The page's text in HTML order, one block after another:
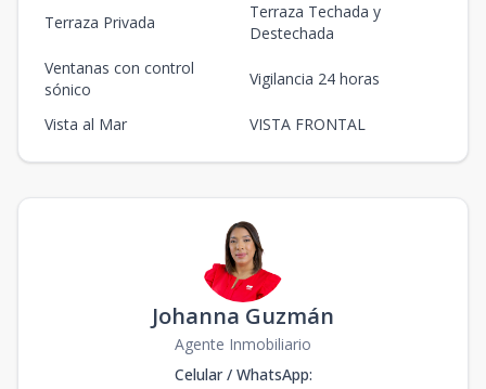
Terraza Privada
Terraza Techada y
Destechada
Ventanas con control
sónico
Vigilancia 24 horas
Vista al Mar VISTA FRONTAL
Johanna Guzmán
Agente Inmobiliario
Celular / WhatsApp: